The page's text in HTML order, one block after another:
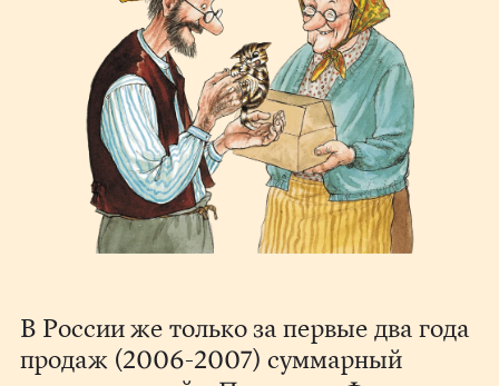
В России же только за первые два года
продаж (2006-2007) суммарный